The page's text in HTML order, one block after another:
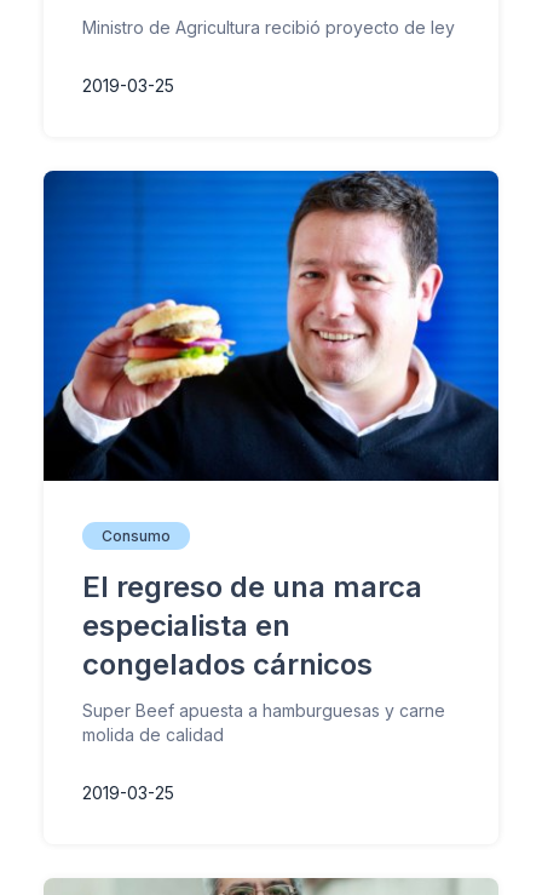
Ministro de Agricultura recibió proyecto de ley
2019-03-25
Consumo
El regreso de una marca
especialista en
congelados cárnicos
Super Beef apuesta a hamburguesas y carne
molida de calidad
2019-03-25